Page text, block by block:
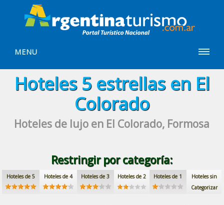
MENU
Hoteles 5 estrellasen El
Colorado
Hoteles de lujo en El Colorado, Formosa
Restringir por categoría:
Hoteles de 5 Hoteles de 4 Hoteles de 3 Hoteles de 2 Hoteles de 1
Hoteles sin
Categorizar